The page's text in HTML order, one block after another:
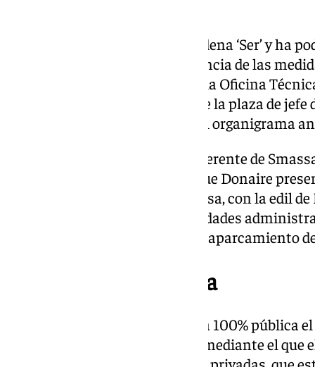
Tal y como ha adelantado la cadena ‘Ser’ y ha
acuerdo reconoce la improcedencia de las
decisión de desdoblamiento de la Oficina
También se anula la creación de la plaza de
misma a Donaire y restablece el organigrama
Manuel Díaz fue cesado como gerente de
año 2024, un mes después de que Donaire
ocurrió después de que de Smassa, con la edil
al frente, reconociese irregularidades
contratación en relación con el aparcamiento
Smassa, 100% pública
Smassa pasó a ser una empresa 100% pública
llevar a cabo este movimiento, mediante el